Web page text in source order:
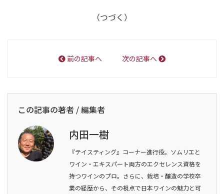
（つづく）
前の記事へ 次の記事へ
この記事の著者 / 編集者
内田一樹
『テイスティング』コーナー進行役。ソムリエと
ワイン・エキスパート両方のエクセレンス資格を
持つワインのプロ。さらに、栽培・醸造の学校卒
業の経歴から、その視点で日本ワインの魅力と可